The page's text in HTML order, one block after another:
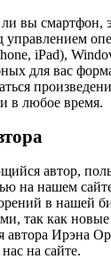
вы смартфон,
управлением
iPad),
для вас
в любое время.
автор,
на нашем
в нашей
так как
Ирэна
на сайте.